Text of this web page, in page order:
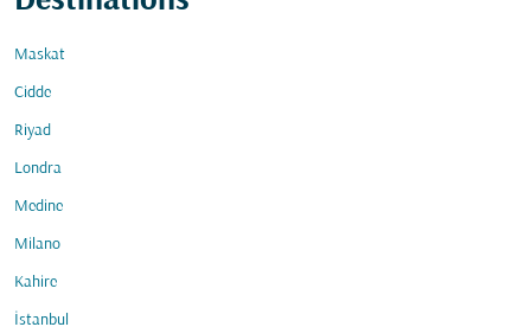
Maskat
Cidde
Riyad
Londra
Medine
Milano
Kahire
İstanbul